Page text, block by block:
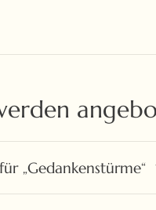
„Gedankenstürme“